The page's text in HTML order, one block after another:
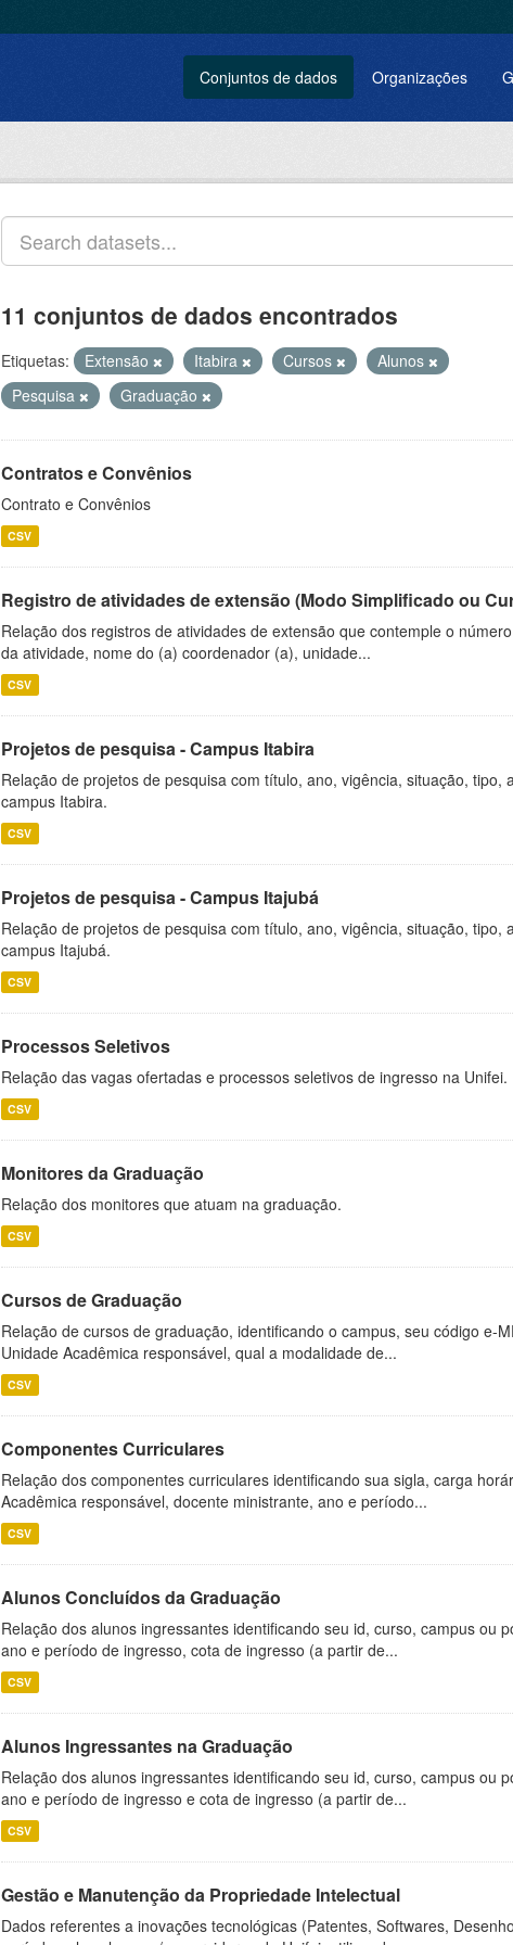
Conjuntos de dados Organizações
11 conjuntos de dados encontrados
Etiquetas: Extensão Itabira Cursos
Alunos
Pesquisa
Graduação
Contratos e Convênios
Contrato e Convênios
CSV
Registro de atividades de extensão (Modo Simplificado ou
Relação dos registros de atividades de extensão que contemple o
da atividade, nome do (a) coordenador (a), unidade...
CSV
Projetos de pesquisa - Campus Itabira
Relação de projetos de pesquisa com título, ano, vigência, situação,
campus Itabira.
CSV
Projetos de pesquisa - Campus Itajubá
Relação de projetos de pesquisa com título, ano, vigência, situação,
campus Itajubá.
CSV
Processos Seletivos
Relação das vagas ofertadas e processos seletivos de ingresso na Unifei.
CSV
Monitores da Graduação
Relação dos monitores que atuam na graduação.
CSV
Cursos de Graduação
Relação de cursos de graduação, identificando o campus, seu código e-
Unidade Acadêmica responsável, qual a modalidade de...
CSV
Componentes Curriculares
Relação dos componentes curriculares identificando sua sigla, carga
Acadêmica responsável, docente ministrante, ano e período...
CSV
Alunos Concluídos da Graduação
Relação dos alunos ingressantes identificando seu id, curso, campus ou
ano e período de ingresso, cota de ingresso (a partir de...
CSV
Alunos Ingressantes na Graduação
Relação dos alunos ingressantes identificando seu id, curso, campus ou
ano e período de ingresso e cota de ingresso (a partir de...
CSV
Gestão e Manutenção da Propriedade Intelectual
Dados referentes a inovações tecnológicas (Patentes, Softwares,